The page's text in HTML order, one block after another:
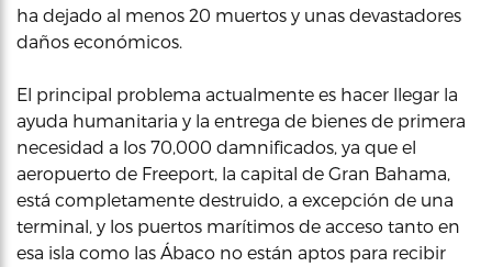
ha dejado al menos 20 muertos y unas devastadores
daños económicos.
El principal problema actualmente es hacer llegar la
ayuda humanitaria y la entrega de bienes de primera
necesidad a los 70,000 damnificados, ya que el
aeropuerto de Freeport, la capital de Gran Bahama,
está completamente destruido, a excepción de una
terminal, y los puertos marítimos de acceso tanto en
esa isla como las Ábaco no están aptos para recibir